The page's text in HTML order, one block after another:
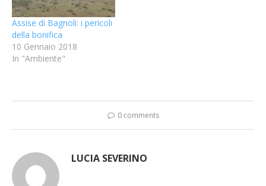
Assise di Bagnoli: i pericoli
della bonifica
10 Gennaio 2018
In "Ambiente"
0 comments
LUCIA SEVERINO